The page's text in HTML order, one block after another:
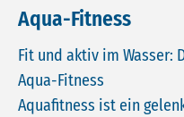
Aqua-Fitness
Fit und aktiv im Wasser:
Aqua-Fitness
Aquafitness ist ein